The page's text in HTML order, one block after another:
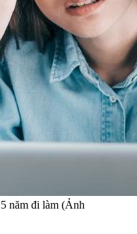
năm đi làm (Ảnh